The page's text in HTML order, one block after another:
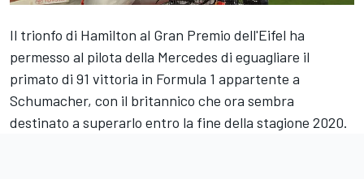
Il trionfo di Hamilton al Gran Premio dell'Eifel ha
permesso al pilota della Mercedes di eguagliare il
primato di 91 vittoria in Formula 1 appartente a
Schumacher, con il britannico che ora sembra
destinato a superarlo entro la fine della stagione 2020.